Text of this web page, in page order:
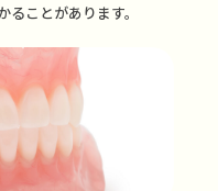
ことがあります。